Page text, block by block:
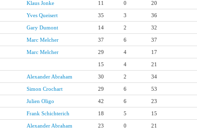
Klaus Jonke 11 0 20
Yves Queisert 35 3 36
Gary Dumont 14 2 32
Marc Melcher 37 6 37
Marc Melcher 29 4 17
15 4 21
Alexander Abraham 30 2 34
Simon Crochart 29 6 53
Julien Oligo 42 6 23
Frank Schichterich 18 5 15
Alexander Abraham 23 0 21